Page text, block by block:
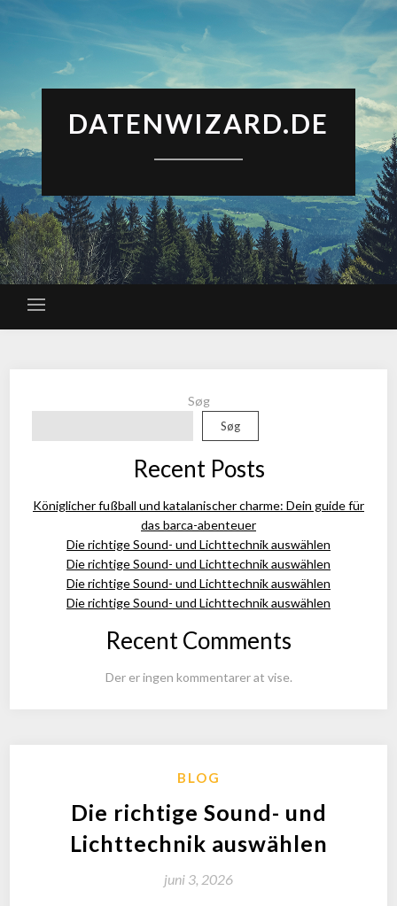
DATENWIZARD.DE
Søg
Søg
Recent Posts
Königlicher fußball und katalanischer charme: Dein guide für
das barca-abenteuer
Die richtige Sound- und Lichttechnik auswählen
Die richtige Sound- und Lichttechnik auswählen
Die richtige Sound- und Lichttechnik auswählen
Die richtige Sound- und Lichttechnik auswählen
Recent Comments
Der er ingen kommentarer at vise.
BLOG
Die richtige Sound- und
Lichttechnik auswählen
juni 3, 2026